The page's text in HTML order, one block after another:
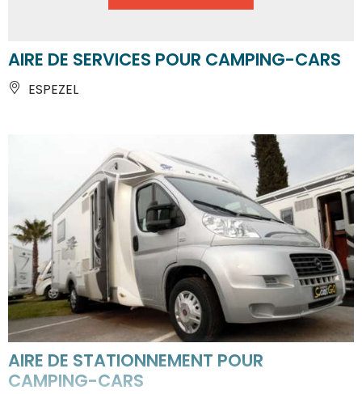
AIRE DE SERVICES POUR CAMPING-CARS
ESPEZEL
AIRE DE STATIONNEMENT POUR
CAMPING-CARS